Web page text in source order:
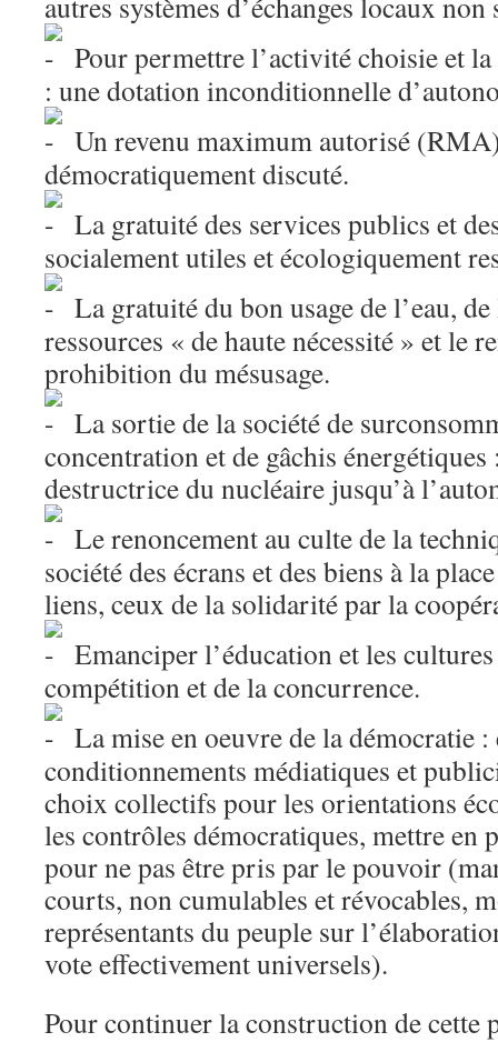
Pour permettre l’activité choisie et
: une dotation inconditionnelle
Un revenu maximum autorisé
démocratiquement discuté.
La gratuité des services publics et
socialement utiles et écologiquement
La gratuité du bon usage de l’eau,
ressources « de haute nécessité » et le
prohibition du mésusage.
La sortie de la société de
concentration et de gâchis énergétiques
destructrice du nucléaire jusqu’à
Le renoncement au culte de la
société des écrans et des biens à la
liens, ceux de la solidarité par la
Emanciper l’éducation et les
compétition et de la concurrence.
La mise en oeuvre de la démocratie
conditionnements médiatiques et
choix collectifs pour les orientations
les contrôles démocratiques, mettre en
pour ne pas être pris par le pouvoir
courts, non cumulables et révocables,
représentants du peuple sur
vote effectivement universels).
Pour continuer la construction de